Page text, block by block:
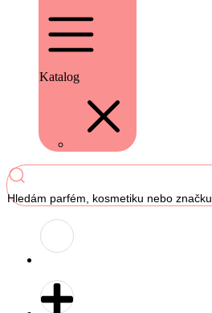
Katalog
Hledám parfém, kosmetiku nebo značku